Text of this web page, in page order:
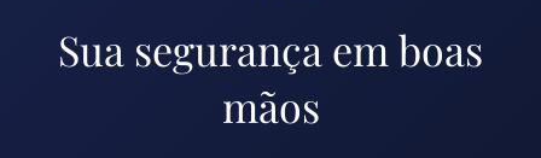
Sua segurança em boas
mãos